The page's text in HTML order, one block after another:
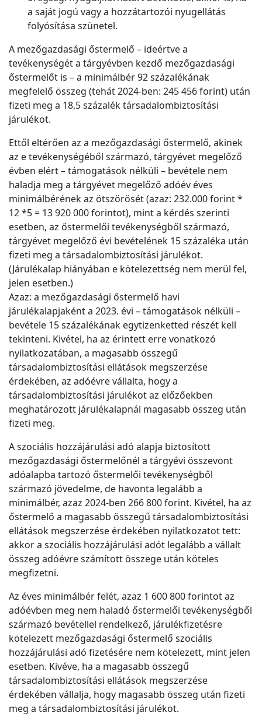
a saját jogú vagy a hozzátartozói nyugellátás
folyósítása szünetel.
A mezőgazdasági őstermelő – ideértve a
tevékenységét a tárgyévben kezdő mezőgazdasági
őstermelőt is – a minimálbér 92 százalékának
megfelelő összeg (tehát 2024-ben: 245 456 forint) után
fizeti meg a 18,5 százalék társadalombiztosítási
járulékot.
Ettől eltérően az a mezőgazdasági őstermelő, akinek
az e tevékenységéből származó, tárgyévet megelőző
évben elért – támogatások nélküli – bevétele nem
haladja meg a tárgyévet megelőző adóév éves
minimálbérének az ötszörösét (azaz: 232.000 forint *
12 *5 = 13 920 000 forintot), mint a kérdés szerinti
esetben, az őstermelői tevékenységből származó,
tárgyévet megelőző évi bevételének 15 százaléka után
fizeti meg a társadalombiztosítási járulékot.
(Járulékalap hiányában e kötelezettség nem merül fel,
jelen esetben.)
Azaz: a mezőgazdasági őstermelő havi
járulékalapjaként a 2023. évi – támogatások nélküli –
bevétele 15 százalékának egytizenketted részét kell
tekinteni. Kivétel, ha az érintett erre vonatkozó
nyilatkozatában, a magasabb összegű
társadalombiztosítási ellátások megszerzése
érdekében, az adóévre vállalta, hogy a
társadalombiztosítási járulékot az előzőekben
meghatározott járulékalapnál magasabb összeg után
fizeti meg.
A szociális hozzájárulási adó alapja biztosított
mezőgazdasági őstermelőnél a tárgyévi összevont
adóalapba tartozó őstermelői tevékenységből
származó jövedelme, de havonta legalább a
minimálbér, azaz 2024-ben 266 800 forint. Kivétel, ha az
őstermelő a magasabb összegű társadalombiztosítási
ellátások megszerzése érdekében nyilatkozatot tett:
akkor a szociális hozzájárulási adót legalább a vállalt
összeg adóévre számított összege után köteles
megfizetni.
Az éves minimálbér felét, azaz 1 600 800 forintot az
adóévben meg nem haladó őstermelői tevékenységből
származó bevétellel rendelkező, járulékfizetésre
kötelezett mezőgazdasági őstermelő szociális
hozzájárulási adó fizetésére nem kötelezett, mint jelen
esetben. Kivéve, ha a magasabb összegű
társadalombiztosítási ellátások megszerzése
érdekében vállalja, hogy magasabb összeg után fizeti
meg a társadalombiztosítási járulékot.